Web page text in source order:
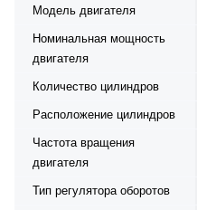
топливоподачи — прямой впрыск,
Модель двигателя
Номинальная мощность
двигателя
Количество цилиндров
Расположение цилиндров
Частота вращения
двигателя
Тип регулятора оборотов